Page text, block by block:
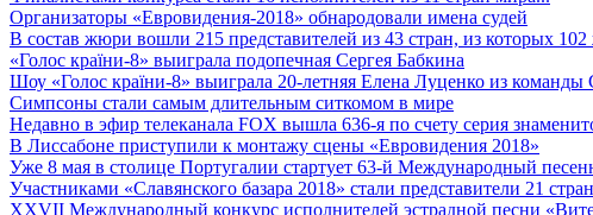
Организаторы «Евровидения-2018» обнародовали имена судей
В состав жюри вошли 215 представителей из 43 стран, из которых
«Голос країни-8» выиграла подопечная Сергея Бабкина
Шоу «Голос країни-8» выиграла 20-летняя Елена Луценко из команды
Симпсоны стали самым длительным ситкомом в мире
Недавно в эфир телеканала FOX вышла 636-я по счету серия
В Лиссабоне приступили к монтажу сцены «Евровидения 2018»
Уже 8 мая в столице Португалии стартует 63-й Международный
Участниками «Славянского базара 2018» стали представители 21
XXVII Международный конкурс исполнителей эстрадной песни